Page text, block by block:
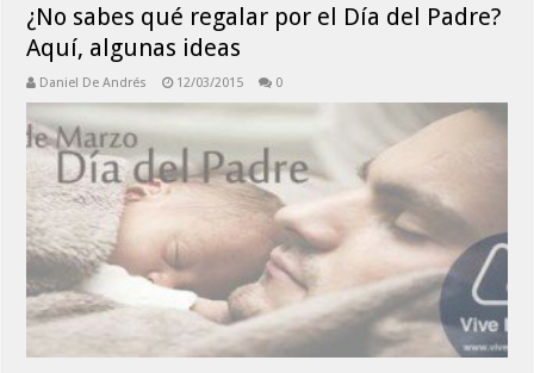
¿No sabes qué regalar por el Día del Padre?
Aquí, algunas ideas
Daniel De Andrés 12/03/2015 0